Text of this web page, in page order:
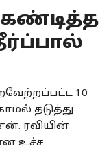
10
தடுத்து
ரவியின்
உச்ச